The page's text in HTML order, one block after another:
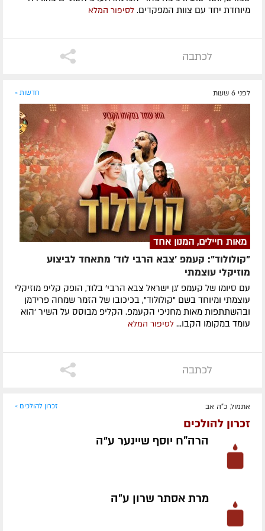
מיוחדת יחד עם צוות המפקדים. לסיפור המלא
לכתבה
לפני 6 שעות חדשות »
מאות חיילים, המנון אחד
"קולולוד": קעמפ 'צבא הרבי לוד' מתאחד לביצוע
מוזיקלי עוצמתי
עם סיומו של קעמפ 'גן ישראל צבא הרבי' בלוד, הופק קליפ מוזיקלי
עוצמתי ומיוחד בשם "קולולוד", בכיכובו של הזמר שמחה פרידמן
ובהשתתפות מאות מחניכי הקעמפ. הקליפ מבוסס על השיר 'הוא
עומד במקומו הקבו... לסיפור המלא
לכתבה
אתמול, כ"ה אב זכרון להולכים »
זכרון להולכים
הרה"ח יוסף שיינער ע״ה
מרת אסתר שרון ע״ה